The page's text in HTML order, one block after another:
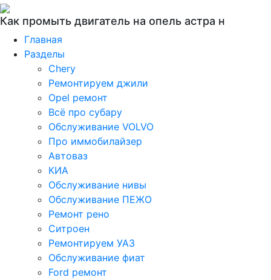
Как промыть двигатель на опель астра н
Главная
Разделы
Chery
Ремонтируем джили
Opel ремонт
Всё про субару
Обслуживание VOLVO
Про иммобилайзер
Автоваз
КИА
Обслуживание нивы
Обслуживание ПЕЖО
Ремонт рено
Ситроен
Ремонтируем УАЗ
Обслуживание фиат
Ford ремонт